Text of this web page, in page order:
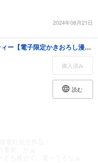
2024年08月21日
スリープレス・ビューティー【電子限定かきおろし漫画5P付】＜デジタル版＞
購入済み
読む